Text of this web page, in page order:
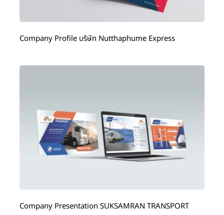
Company Profile บริษัท Nutthaphume Express
Company Presentation SUKSAMRAN TRANSPORT